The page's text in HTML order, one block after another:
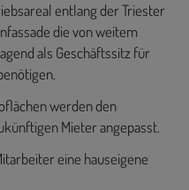
entlang der Triester
die von weitem
als Geschäftssitz für
werden den
Mieter angepasst.
eine hauseigene